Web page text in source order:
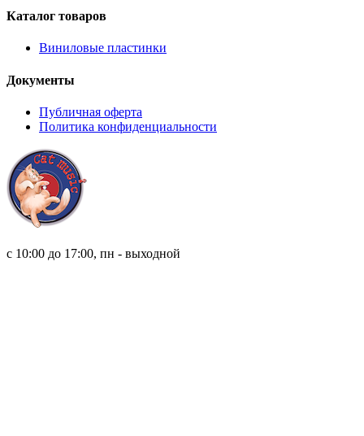
Каталог товаров
Виниловые пластинки
Документы
Публичная оферта
Политика конфиденциальности
с 10:00 до 17:00, пн - выходной